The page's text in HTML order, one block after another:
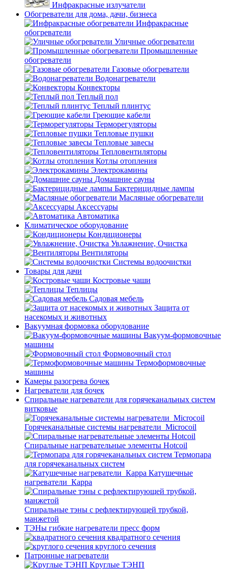
Инфракрасные излучатели
Обогреватели для дома, дачи, бизнеса
Инфракрасные
обогреватели
Уличные обогреватели
Промышленные
обогреватели
Газовые обогреватели
Водонагреватели
Конвекторы
Теплый пол
Теплый плинтус
Греющие кабели
Терморегуляторы
Тепловые пушки
Тепловые завесы
Тепловентиляторы
Котлы отопления
Электрокамины
Домашние сауны
Бактерицидные лампы
Масляные обогреватели
Аксессуары
Автоматика
Климатическое оборудование
Кондиционеры
Увлажнение, Очистка
Вентиляторы
Системы водоочистки
Товары для дачи
Костровые чаши
Теплицы
Садовая мебель
Защита от
насекомых и животных
Вакуумная формовка оборудование
Вакуум-формовочные
машины
Формовочный стол
Термоформовочные
машины
Камеры разогрева бочек
Нагреватели для бочек
Спиральные нагреватели для горячеканальных систем
витковые
Горячеканальные системы нагреватели_Microcoil
Спиральные нагревательные элементы Hotcoil
Термопара
для горячеканальных систем
Катушечные
нагреватели_Карра
Спиральные тэны с рефлектирующей трубкой,
манжетой
ТЭНы гибкие нагреватели пресс форм
квадратного сечения
круглого сечения
Патронные нагреватели
Круглые ТЭНП